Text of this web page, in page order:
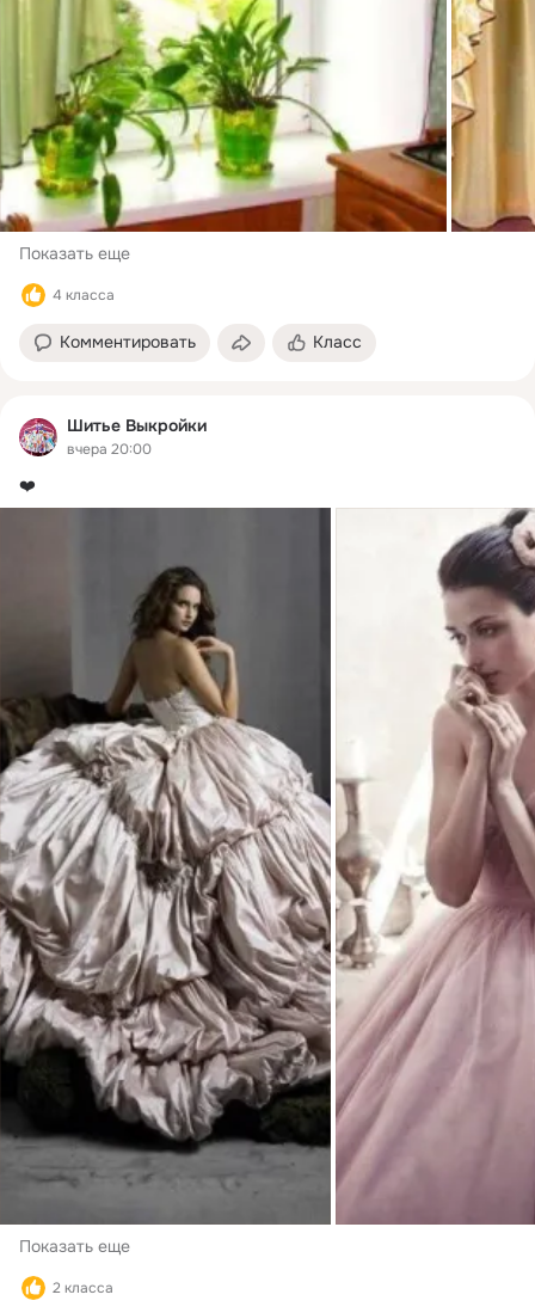
Показать еще
4 класса
Комментировать Класс
Шитье Выкройки
вчера 20:00
❤️
Показать еще
2 класса